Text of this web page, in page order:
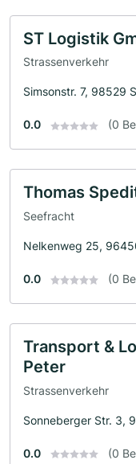
ST Logistik
Strassenverkehr
Simsonstr. 7, 98529
0.0 (0
Thomas
Seefracht
Nelkenweg 25,
0.0 (0
Transport &
Peter
Strassenverkehr
Sonneberger Str. 3,
0.0 (0